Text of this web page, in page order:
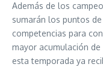
Además de los
sumarán los puntos
competencias para
mayor acumulación
esta temporada ya